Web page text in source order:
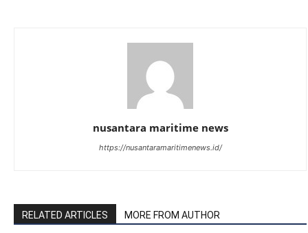
nusantara maritime news
https://nusantaramaritimenews.id/
RELATED ARTICLES MORE FROM AUTHOR